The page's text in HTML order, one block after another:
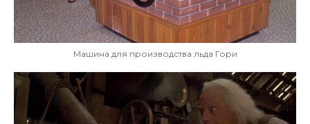
Машина для производства льда Гори